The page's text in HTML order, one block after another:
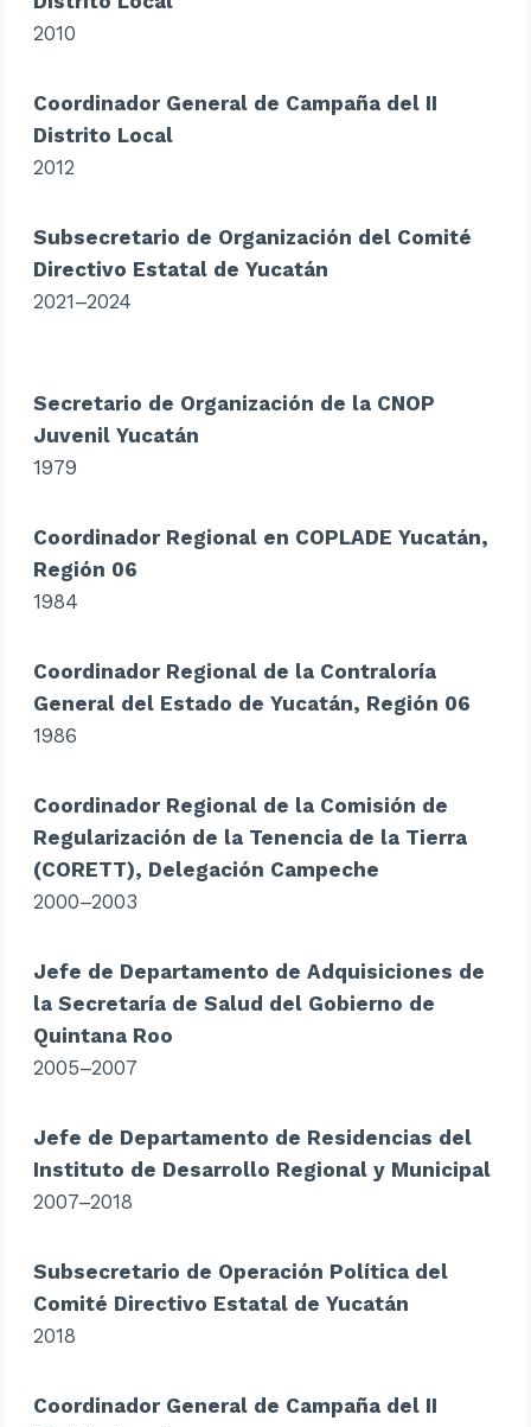
2010
Coordinador General de Campaña del II
Distrito Local
2012
Subsecretario de Organización del Comité
Directivo Estatal de Yucatán
2021–2024
Secretario de Organización de la CNOP
Juvenil Yucatán
1979
Coordinador Regional en COPLADE Yucatán,
Región 06
1984
Coordinador Regional de la Contraloría
General del Estado de Yucatán, Región 06
1986
Coordinador Regional de la Comisión de
Regularización de la Tenencia de la Tierra
(CORETT), Delegación Campeche
2000–2003
Jefe de Departamento de Adquisiciones de
la Secretaría de Salud del Gobierno de
Quintana Roo
2005–2007
Jefe de Departamento de Residencias del
Instituto de Desarrollo Regional y Municipal
2007–2018
Subsecretario de Operación Política del
Comité Directivo Estatal de Yucatán
2018
Coordinador General de Campaña del II